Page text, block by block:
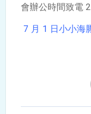
會辦公時間致電
7 月 1 日小小海